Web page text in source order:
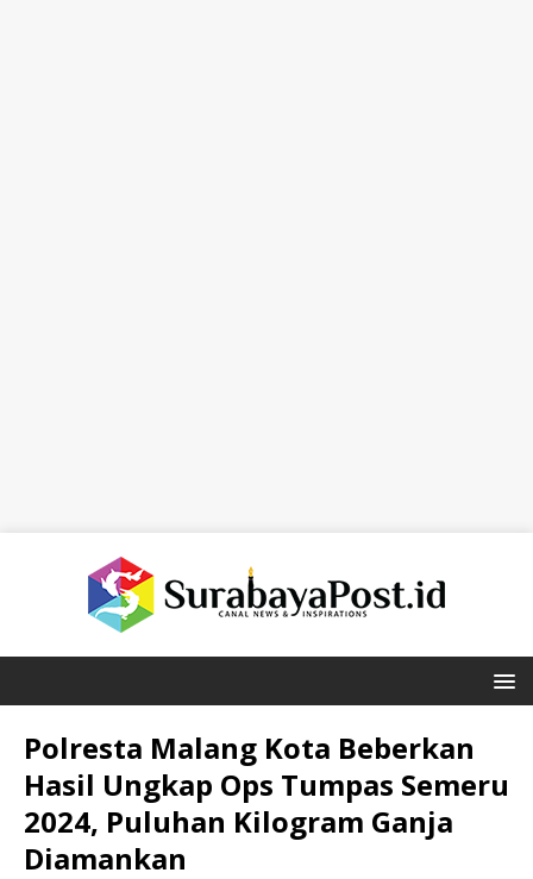
Polresta Malang Kota Beberkan
Hasil Ungkap Ops Tumpas Semeru
2024, Puluhan Kilogram Ganja
Diamankan